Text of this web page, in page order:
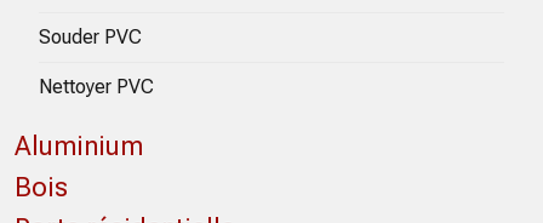
Souder PVC
Nettoyer PVC
Aluminium
Bois